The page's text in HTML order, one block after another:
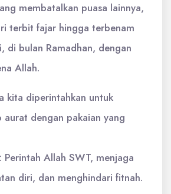
membatalkan puasa lainnya,
terbit fajar hingga terbenam
di bulan Ramadhan, dengan
Allah.
kita diperintahkan untuk
aurat dengan pakaian yang
Perintah Allah SWT, menjaga
diri, dan menghindari fitnah.